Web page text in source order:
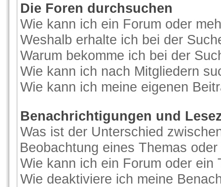
Die Foren durchsuchen
Wie kann ich ein Forum oder
Weshalb erhalte ich bei der
Warum bekomme ich bei der
Wie kann ich nach Mitgliedern
Wie kann ich meine eigenen
Benachrichtigungen und
Was ist der Unterschied
Beobachtung eines Themas
Wie kann ich ein Forum oder ein
Wie deaktiviere ich meine